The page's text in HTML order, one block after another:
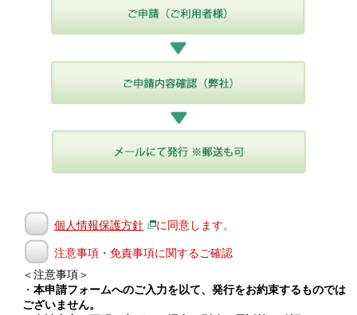
個人情報保護方針 に同意します。
注意事項・免責事項に関するご確認
＜注意事項＞
・ 本申請フォームへのご入力を以て、発行をお約束するものでは
ございません。